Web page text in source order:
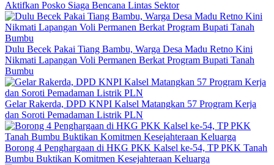
Aktifkan Posko Siaga Bencana Lintas Sektor
Dulu Becek Pakai Tiang Bambu, Warga Desa Madu Retno Kini
Nikmati Lapangan Voli Permanen Berkat Program Bupati Tanah
Bumbu
Gelar Rakerda, DPD KNPI Kalsel Matangkan 57 Program Kerja
dan Soroti Pemadaman Listrik PLN
Borong 4 Penghargaan di HKG PKK Kalsel ke-54, TP PKK Tanah
Bumbu Buktikan Komitmen Kesejahteraan Keluarga